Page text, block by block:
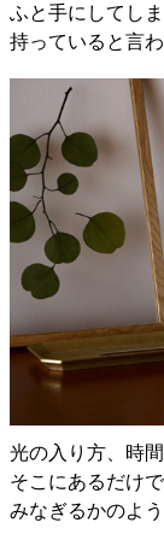
ふと手にしてし
持っていると言わ
光の入り方、時
そこにあるだけ
みなぎるかのよう